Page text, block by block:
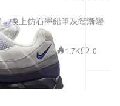
換上仿石墨鉛筆灰階漸變
1.7K 0